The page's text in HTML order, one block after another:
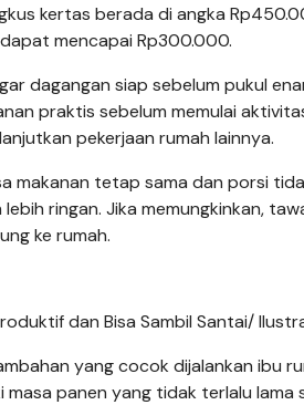
kertas berada di angka
mencapai Rp300.000.
dagangan siap sebelum pukul
praktis sebelum memulai
pekerjaan rumah lainnya.
makanan tetap sama dan porsi
ringan. Jika memungkinkan,
ke rumah.
dan Bisa Sambil Santai/
yang cocok dijalankan ibu
panen yang tidak terlalu lama